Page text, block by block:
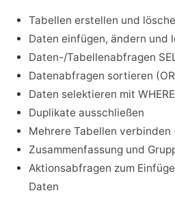
Tabellen erstellen und
Daten einfügen, ändern und
Daten-/Tabellenabfragen
Datenabfragen sortieren
Daten selektieren mit WHERE
Duplikate ausschließen
Mehrere Tabellen verbinden
Zusammenfassung und
Aktionsabfragen zum
Daten